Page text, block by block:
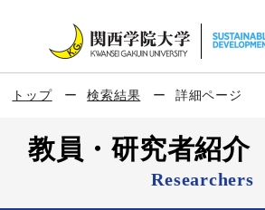
トップ 検索結果 詳細ページ
教員・研究者紹介
Researchers